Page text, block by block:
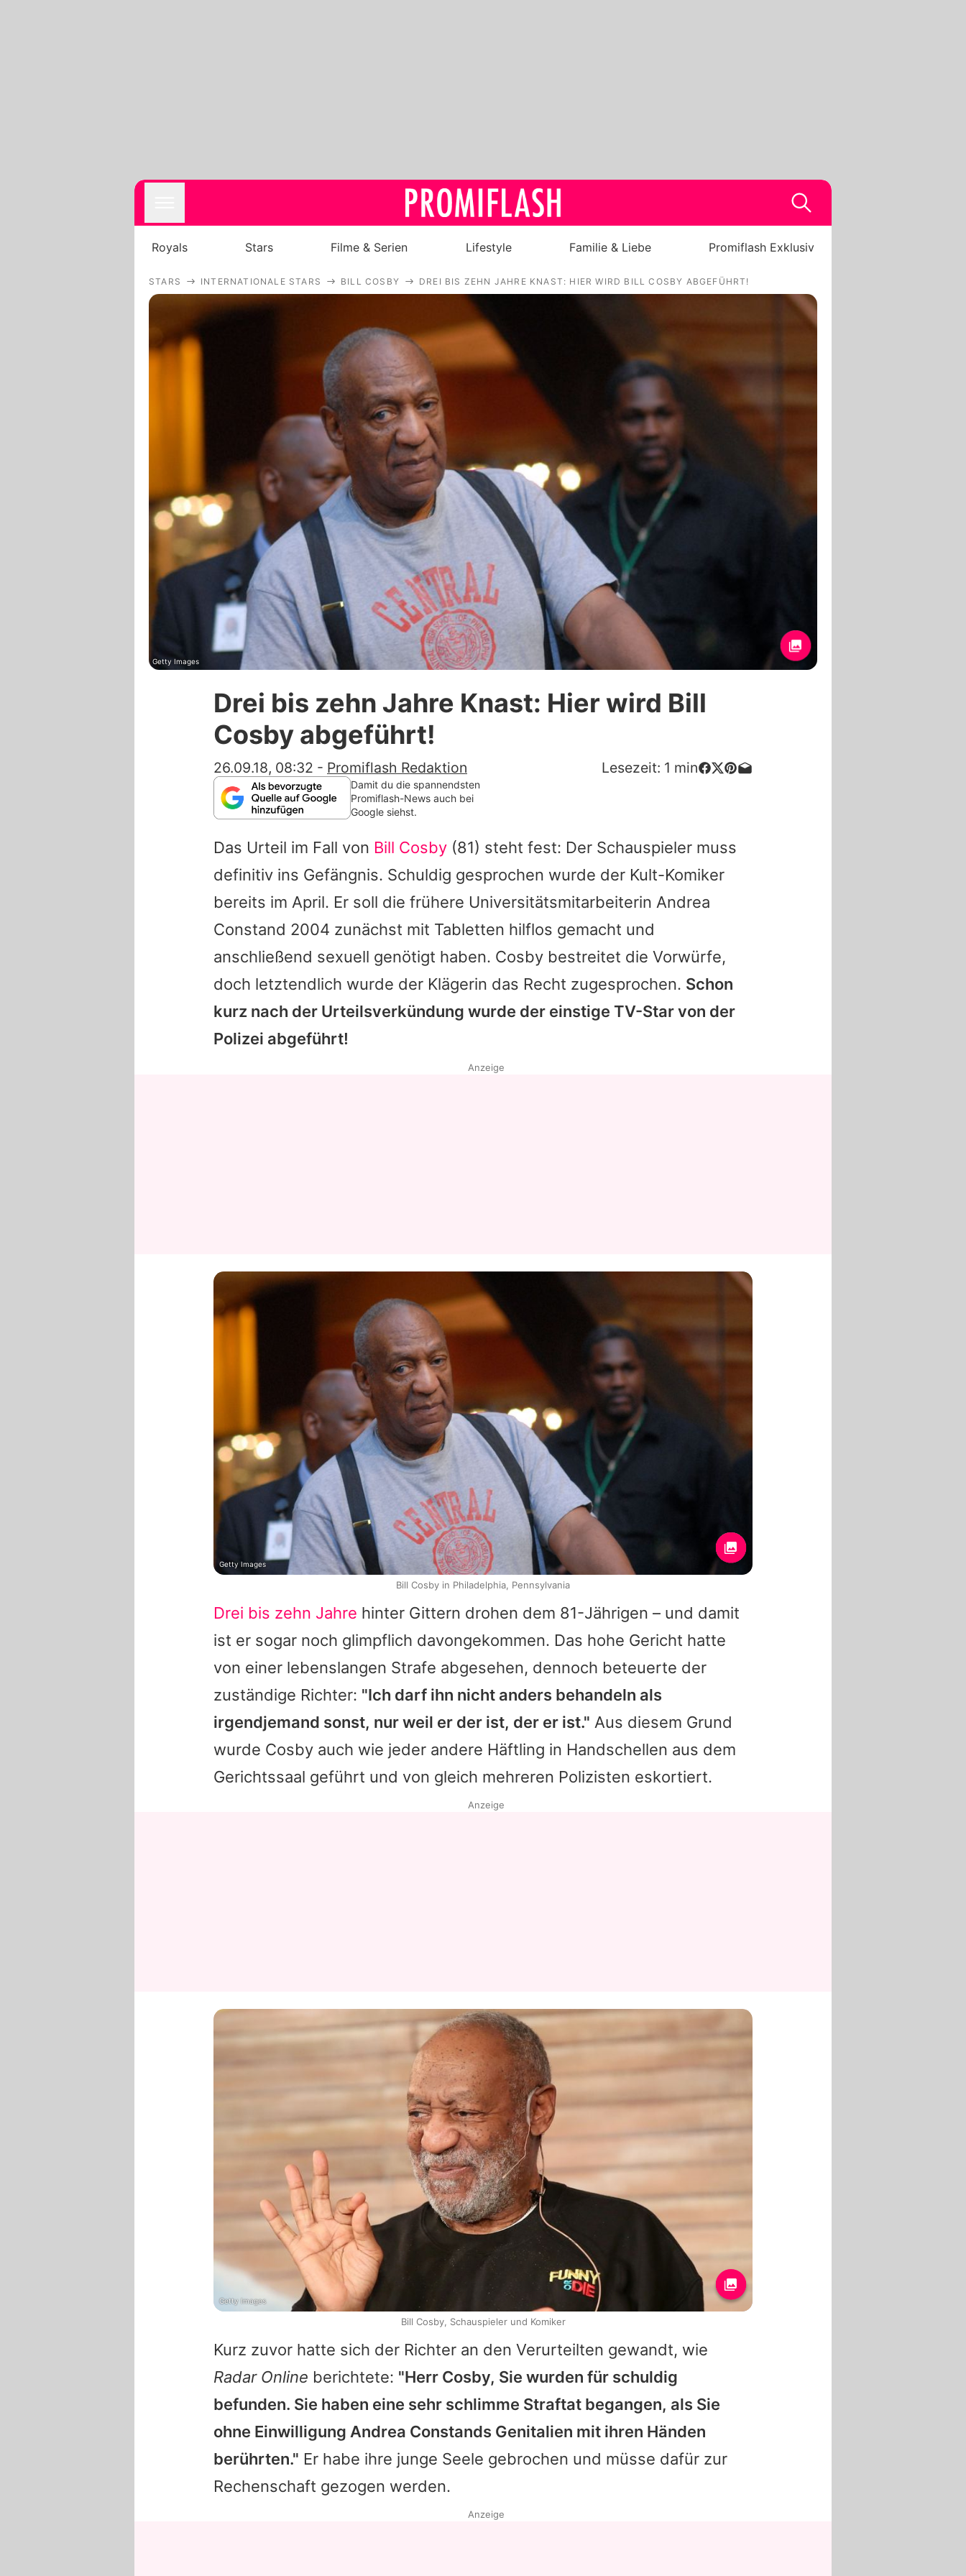
Royals
Stars
Filme & Serien
Familie & Liebe
Promiflash Exklusiv
Alle Themen auf Promiflash
Jobs
App runterladen
Team
Redaktionelle Richtlinien
Impressum
Datenschutzerklärung
Nutzungsbedingungen
Royals Stars Filme & Serien Lifestyle Familie & Liebe Promiflash Exklusiv
STARS INTERNATIONALE STARS BILL COSBY DREI BIS ZEHN JAHRE KNAST: HIER WIRD BILL COSBY ABGEFÜHRT!
Getty Images
Drei bis zehn Jahre Knast: Hier wird Bill
Cosby abgeführt!
26.09.18, 08:32 - Promiflash Redaktion Lesezeit: 1 min
Damit du die spannendsten
Promiflash-News auch bei
Google siehst.
Das Urteil im Fall von Bill Cosby (81) steht fest: Der Schauspieler muss
definitiv ins Gefängnis. Schuldig gesprochen wurde der Kult-Komiker
bereits im April. Er soll die frühere Universitätsmitarbeiterin Andrea
Constand 2004 zunächst mit Tabletten hilflos gemacht und
anschließend sexuell genötigt haben. Cosby bestreitet die Vorwürfe,
doch letztendlich wurde der Klägerin das Recht zugesprochen. Schon
kurz nach der Urteilsverkündung wurde der einstige TV-Star von der
Polizei abgeführt!
Drei bis zehn Jahre hinter Gittern drohen dem 81-Jährigen – und damit
ist er sogar noch glimpflich davongekommen. Das hohe Gericht hatte
von einer lebenslangen Strafe abgesehen, dennoch beteuerte der
zuständige Richter: "Ich darf ihn nicht anders behandeln als
irgendjemand sonst, nur weil er der ist, der er ist." Aus diesem Grund
wurde Cosby auch wie jeder andere Häftling in Handschellen aus dem
Gerichtssaal geführt und von gleich mehreren Polizisten eskortiert.
Kurz zuvor hatte sich der Richter an den Verurteilten gewandt, wie
Radar Online berichtete: "Herr Cosby, Sie wurden für schuldig
befunden. Sie haben eine sehr schlimme Straftat begangen, als Sie
ohne Einwilligung Andrea Constands Genitalien mit ihren Händen
berührten." Er habe ihre junge Seele gebrochen und müsse dafür zur
Rechenschaft gezogen werden.
Anzeige
Getty Images
Bill Cosby in Philadelphia, Pennsylvania
Anzeige
Getty Images
Bill Cosby, Schauspieler und Komiker
Anzeige